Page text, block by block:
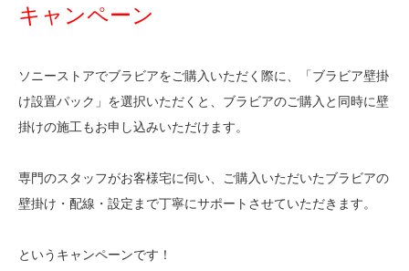
キャンペーン
ソニーストアでブラビアをご購入いただく際に、「ブラビア壁掛
け設置パック」を選択いただくと、ブラビアのご購入と同時に壁
掛けの施工もお申し込みいただけます。
専門のスタッフがお客様宅に伺い、ご購入いただいたブラビアの
壁掛け・配線・設定まで丁寧にサポートさせていただきます。
というキャンペーンです！